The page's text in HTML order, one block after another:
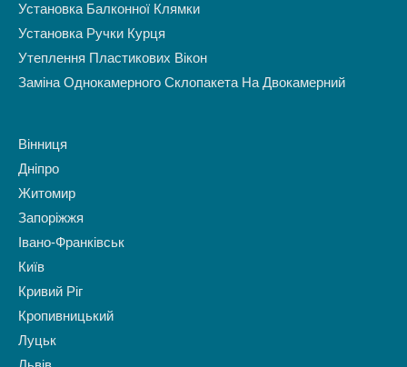
Установка Балконної Клямки
Установка Ручки Курця
Утеплення Пластикових Вікон
Заміна Однокамерного Склопакета На Двокамерний
Вінниця
Дніпро
Житомир
Запоріжжя
Івано-Франківськ
Київ
Кривий Ріг
Кропивницький
Луцьк